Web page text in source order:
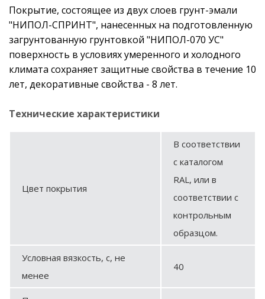
Покрытие, состоящее из двух слоев грунт-эмали
"НИПОЛ-СПРИНТ", нанесенных на подготовленную
загрунтованную грунтовкой "НИПОЛ-070 УС"
поверхность в условиях умеренного и холодного
климата сохраняет защитные свойства в течение 10
лет, декоративные свойства - 8 лет.
Технические характеристики
Цвет покрытия
В соответствии
с каталогом
RAL, или в
соответствии с
контрольным
образцом.
Условная вязкость, с, не
менее
40